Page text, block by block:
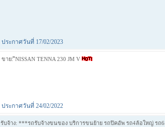
ประกาศวันที่ 17/02/2023
ขาย: ืNISSAN TENNA 230 JM V
ประกาศวันที่ 24/02/2022
รับจ้าง: ***รถรับจ้างขนของ บริการขนย้าย รถปิคอัพ รถ4ล้อใหญ่ รถ